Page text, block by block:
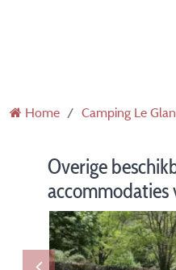
Home Camping Le
Overige
accommodaties